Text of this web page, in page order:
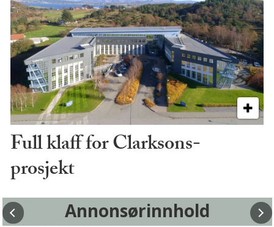
Full klaff for Clarksons-
prosjekt
Annonsørinnhold